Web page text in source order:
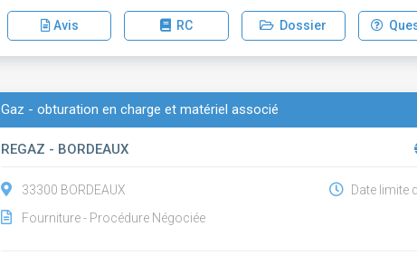
Avis RC Dossier
Gaz - obturation en charge et matériel associé
REGAZ - BORDEAUX
33300 BORDEAUX
Fourniture - Procédure Négociée
Date limite